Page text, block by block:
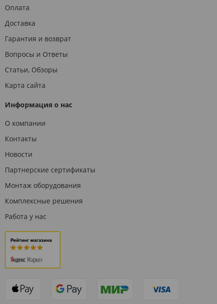
Оплата
Доставка
Гарантия и возврат
Вопросы и Ответы
Статьи, Обзоры
Карта сайта
Информация о нас
О компании
Контакты
Новости
Партнерские сертификаты
Монтаж оборудования
Комплексные решения
Работа у нас